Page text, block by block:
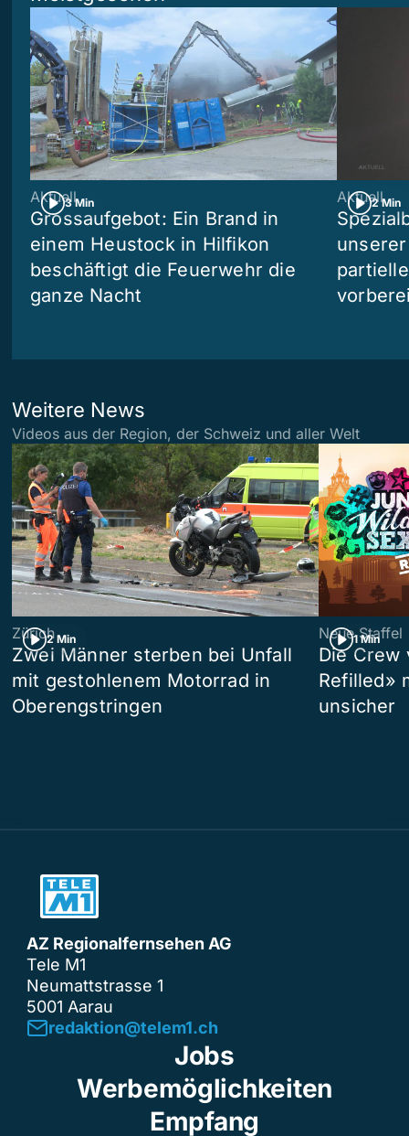
3 Min
Aktuell
Grossaufgebot: Ein Brand in
einem Heustock in Hilfikon
beschäftigt die Feuerwehr die
ganze Nacht
2 Min
Aktuell
Weitere News
Videos aus der Region, der Schweiz und aller Welt
2 Min
Zürich
Zwei Männer sterben bei Unfall
mit gestohlenem Motorrad in
Oberengstringen
1 Min
Neue Staffel
Die Crew
Refilled»
unsicher
AZ Regionalfernsehen AG
Tele M1
Neumattstrasse 1
5001 Aarau
redaktion@telem1.ch
Jobs
Werbemöglichkeiten
Empfang